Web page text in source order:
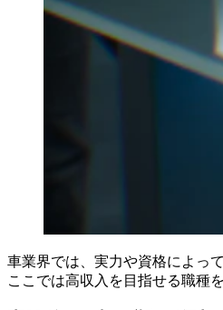
車業界では、実力や資格によっ
ここでは高収入を目指せる職種